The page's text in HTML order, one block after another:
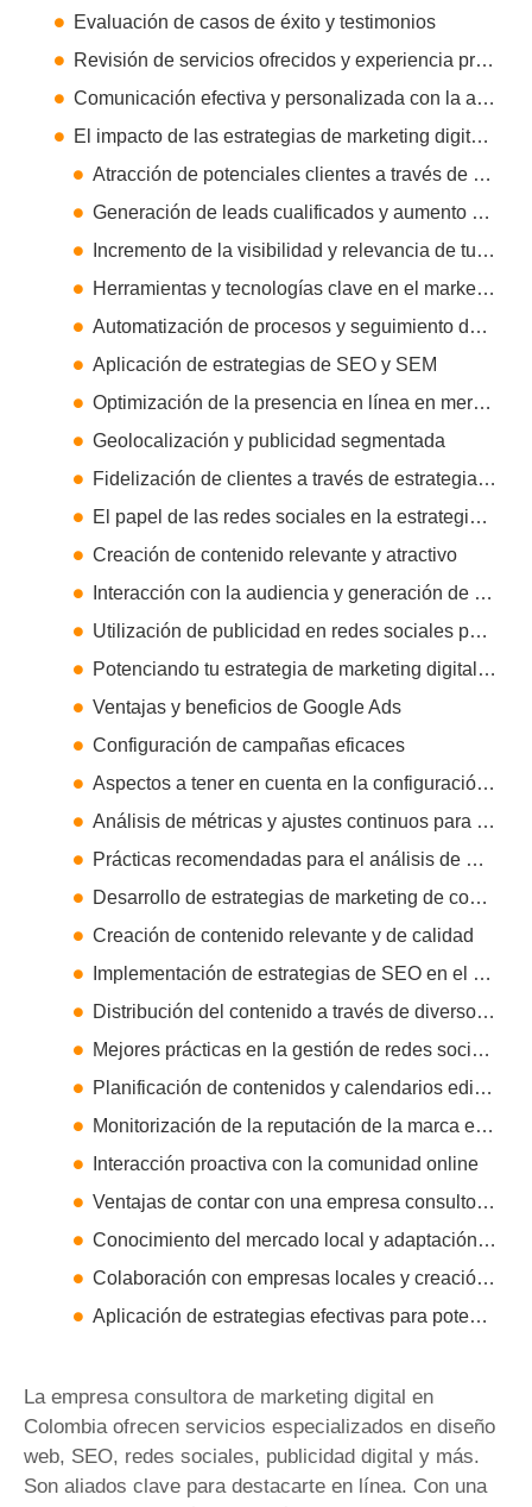
Evaluación de casos de éxito y testimonios
Revisión de servicios ofrecidos y experiencia previa
Comunicación efectiva y personalizada con la agencia
El impacto de las estrategias de marketing digital en el crecimiento de tu negocio
Atracción de potenciales clientes a través de canales digitales
Generación de leads cualificados y aumento de ventas
Incremento de la visibilidad y relevancia de tu marca en línea
Herramientas y tecnologías clave en el marketing digital
Automatización de procesos y seguimiento de resultados
Aplicación de estrategias de SEO y SEM
Optimización de la presencia en línea en mercados locales
Geolocalización y publicidad segmentada
Fidelización de clientes a través de estrategias personalizadas
El papel de las redes sociales en la estrategia de marketing digital
Creación de contenido relevante y atractivo
Interacción con la audiencia y generación de engagement
Utilización de publicidad en redes sociales para alcanzar objetivos específicos
Potenciando tu estrategia de marketing digital con publicidad en Google
Ventajas y beneficios de Google Ads
Configuración de campañas eficaces
Aspectos a tener en cuenta en la configuración de campañas:
Análisis de métricas y ajustes continuos para mejorar el rendimiento
Prácticas recomendadas para el análisis de métricas:
Desarrollo de estrategias de marketing de contenidos
Creación de contenido relevante y de calidad
Implementación de estrategias de SEO en el contenido
Distribución del contenido a través de diversos canales en línea
Mejores prácticas en la gestión de redes sociales para empresas
Planificación de contenidos y calendarios editoriales
Monitorización de la reputación de la marca en línea
Interacción proactiva con la comunidad online
Ventajas de contar con una empresa consultora de marketing digital en Bogotá, Colombia
Conocimiento del mercado local y adaptación a las necesidades regionales
Colaboración con empresas locales y creación de alianzas estratégicas
Aplicación de estrategias efectivas para potenciar el crecimiento de tu negocio
La empresa consultora de marketing digital en
Colombia ofrecen servicios especializados en diseño
web, SEO, redes sociales, publicidad digital y más.
Son aliados clave para destacarte en línea. Con una